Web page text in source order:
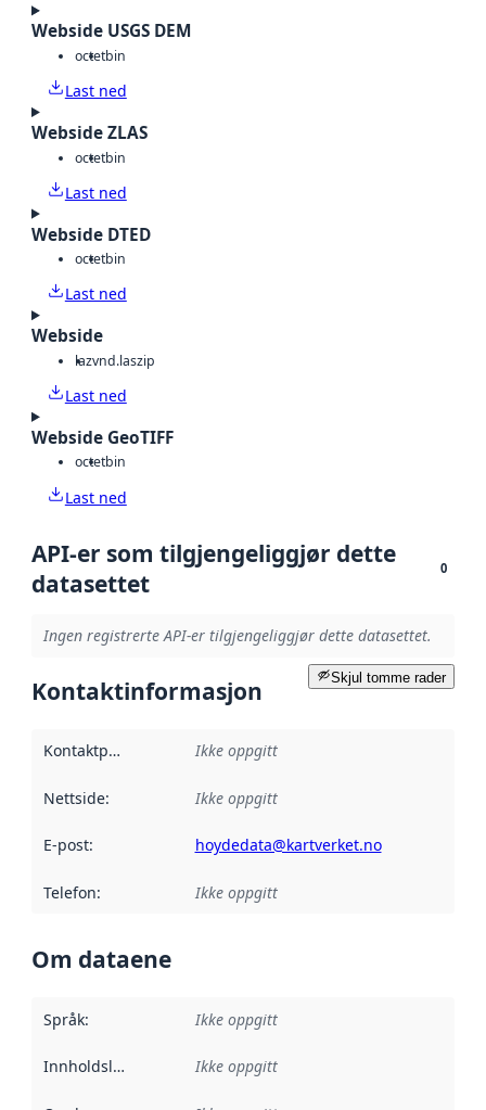
Webside USGS DEM
octetbin
Last ned
Webside ZLAS
octetbin
Last ned
Webside DTED
octetbin
Last ned
Webside
lazvnd.laszip
Last ned
Webside GeoTIFF
octetbin
Last ned
API-er som tilgjengeliggjør dette
datasettet
0
Ingen registrerte API-er tilgjengeliggjør dette datasettet.
Skjul tomme rader
Kontaktinformasjon
Kontaktpunkt Ikke oppgitt
Nettside: Ikke oppgitt
E-post: hoydedata@kartverket.no
Telefon: Ikke oppgitt
Om dataene
Språk: Ikke oppgitt
Innholdsleverandører :
Ikke oppgitt